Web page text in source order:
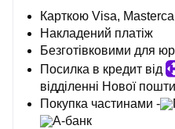
Карткою Visa,
Накладений платіж
Безготівковими для
Посилка в кредит від
відділенні Нової пошти
Покупка частинами -
А-банк